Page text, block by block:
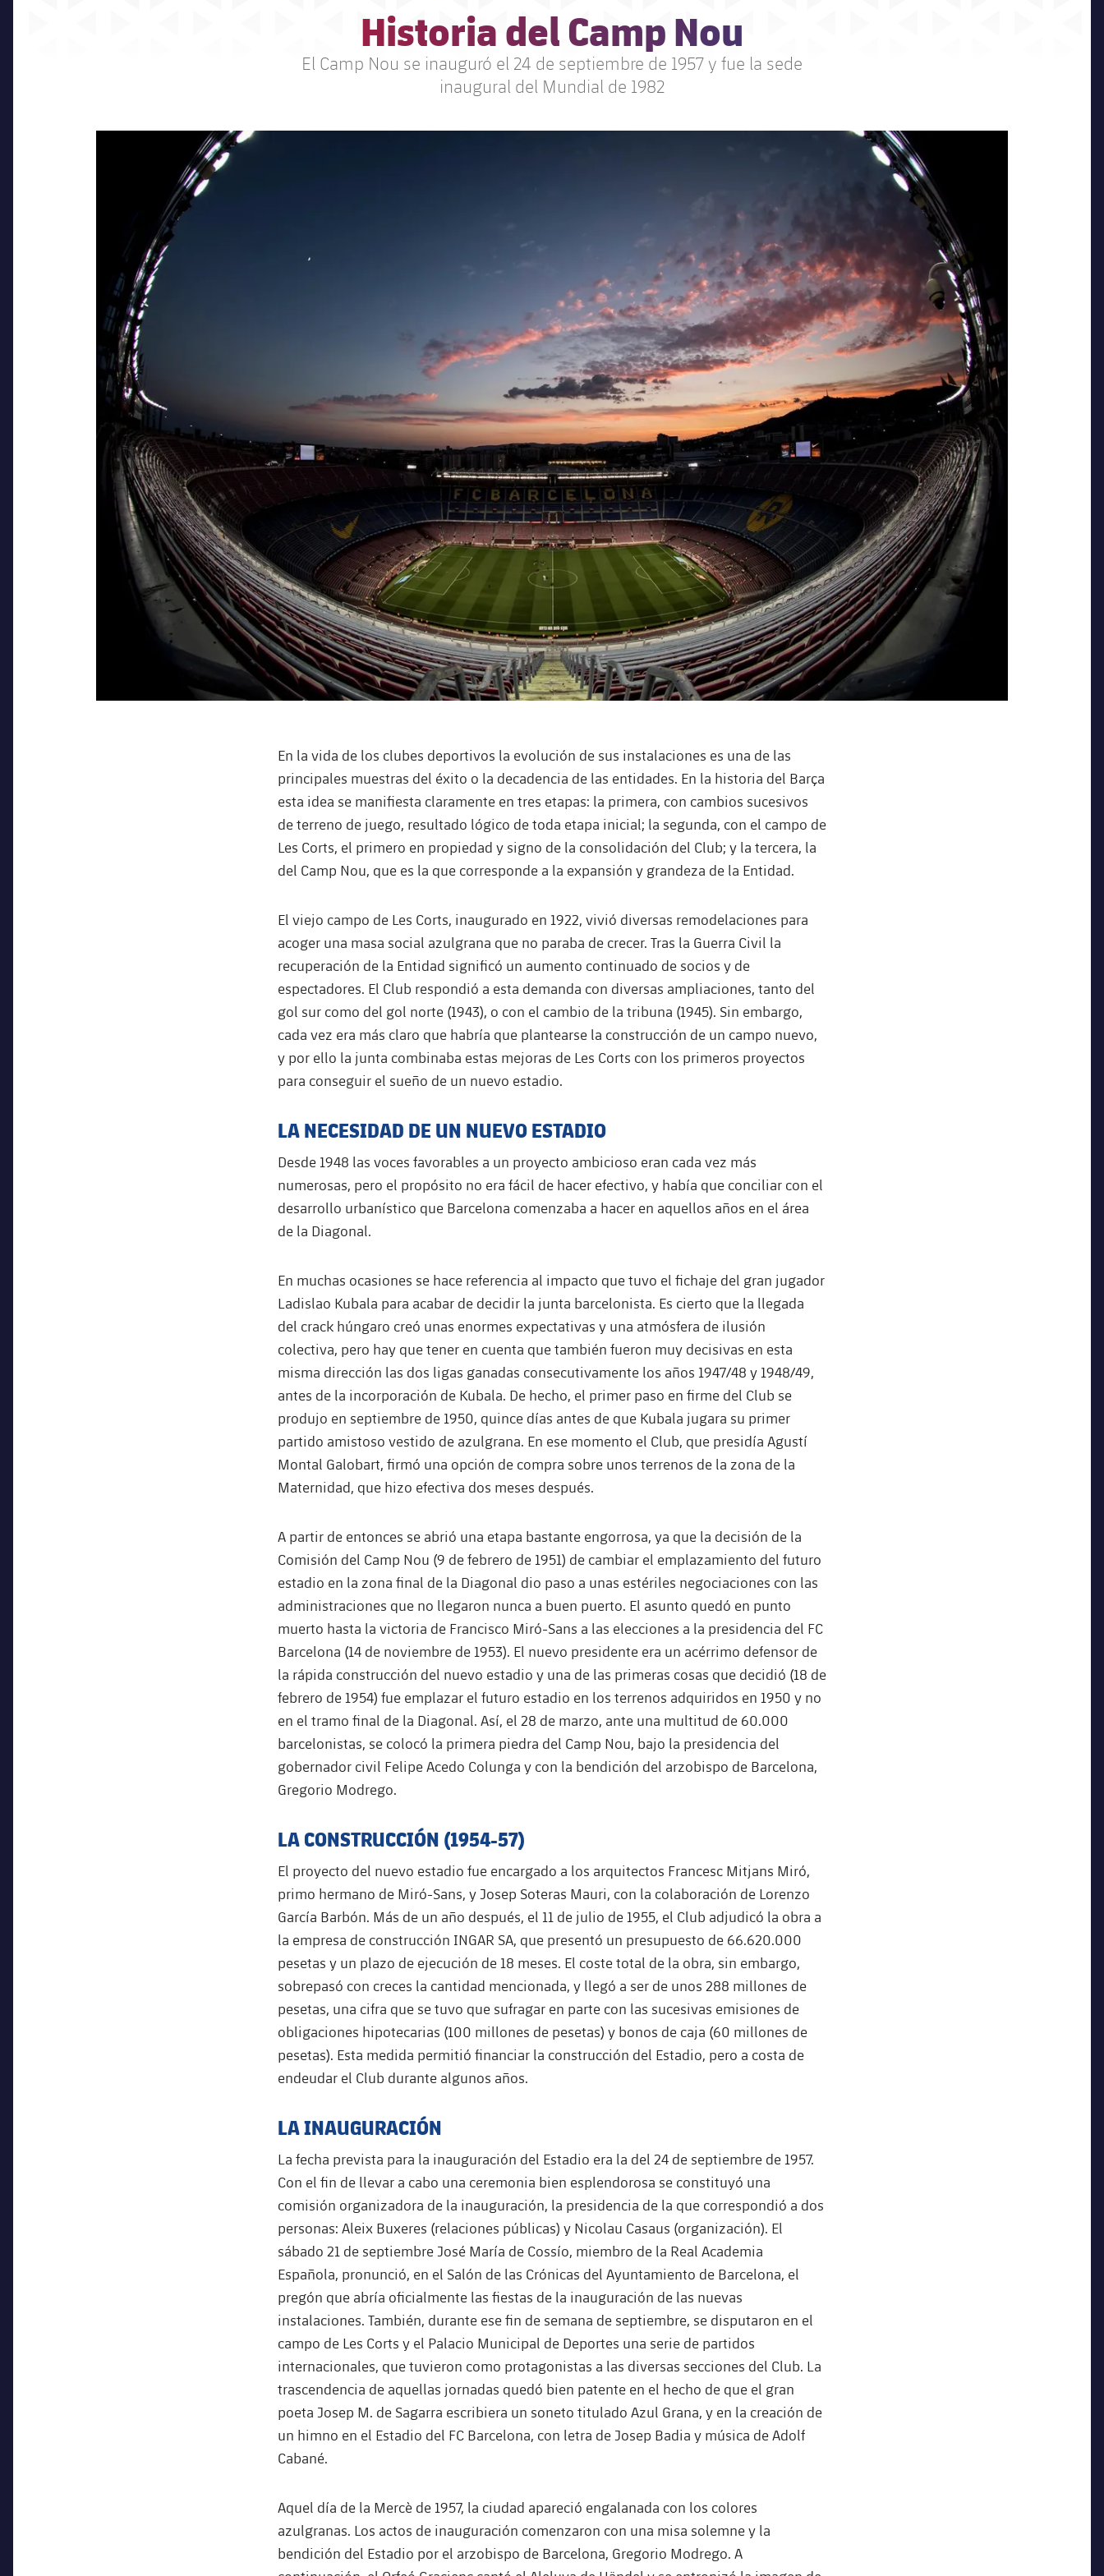
Historia del Camp Nou
El Camp Nou se inauguró el 24 de septiembre de 1957 y fue la sede
inaugural del Mundial de 1982
En la vida de los clubes deportivos la evolución de sus instalaciones es una de las
principales muestras del éxito o la decadencia de las entidades. En la historia del Barça
esta idea se manifiesta claramente en tres etapas: la primera, con cambios sucesivos
de terreno de juego, resultado lógico de toda etapa inicial; la segunda, con el campo de
Les Corts, el primero en propiedad y signo de la consolidación del Club; y la tercera, la
del Camp Nou, que es la que corresponde a la expansión y grandeza de la Entidad.
El viejo campo de Les Corts, inaugurado en 1922, vivió diversas remodelaciones para
acoger una masa social azulgrana que no paraba de crecer. Tras la Guerra Civil la
recuperación de la Entidad significó un aumento continuado de socios y de
espectadores. El Club respondió a esta demanda con diversas ampliaciones, tanto del
gol sur como del gol norte (1943), o con el cambio de la tribuna (1945). Sin embargo,
cada vez era más claro que habría que plantearse la construcción de un campo nuevo,
y por ello la junta combinaba estas mejoras de Les Corts con los primeros proyectos
para conseguir el sueño de un nuevo estadio.
LA NECESIDAD DE UN NUEVO ESTADIO
Desde 1948 las voces favorables a un proyecto ambicioso eran cada vez más
numerosas, pero el propósito no era fácil de hacer efectivo, y había que conciliar con el
desarrollo urbanístico que Barcelona comenzaba a hacer en aquellos años en el área
de la Diagonal.
En muchas ocasiones se hace referencia al impacto que tuvo el fichaje del gran jugador
Ladislao Kubala para acabar de decidir la junta barcelonista. Es cierto que la llegada
del crack húngaro creó unas enormes expectativas y una atmósfera de ilusión
colectiva, pero hay que tener en cuenta que también fueron muy decisivas en esta
misma dirección las dos ligas ganadas consecutivamente los años 1947/48 y 1948/49,
antes de la incorporación de Kubala. De hecho, el primer paso en firme del Club se
produjo en septiembre de 1950, quince días antes de que Kubala jugara su primer
partido amistoso vestido de azulgrana. En ese momento el Club, que presidía Agustí
Montal Galobart, firmó una opción de compra sobre unos terrenos de la zona de la
Maternidad, que hizo efectiva dos meses después.
A partir de entonces se abrió una etapa bastante engorrosa, ya que la decisión de la
Comisión del Camp Nou (9 de febrero de 1951) de cambiar el emplazamiento del futuro
estadio en la zona final de la Diagonal dio paso a unas estériles negociaciones con las
administraciones que no llegaron nunca a buen puerto. El asunto quedó en punto
muerto hasta la victoria de Francisco Miró-Sans a las elecciones a la presidencia del FC
Barcelona (14 de noviembre de 1953). El nuevo presidente era un acérrimo defensor de
la rápida construcción del nuevo estadio y una de las primeras cosas que decidió (18 de
febrero de 1954) fue emplazar el futuro estadio en los terrenos adquiridos en 1950 y no
en el tramo final de la Diagonal. Así, el 28 de marzo, ante una multitud de 60.000
barcelonistas, se colocó la primera piedra del Camp Nou, bajo la presidencia del
gobernador civil Felipe Acedo Colunga y con la bendición del arzobispo de Barcelona, ​​
Gregorio Modrego.
LA CONSTRUCCIÓN (1954-57)
El proyecto del nuevo estadio fue encargado a los arquitectos Francesc Mitjans Miró,
primo hermano de Miró-Sans, y Josep Soteras Mauri, con la colaboración de Lorenzo
García Barbón. Más de un año después, el 11 de julio de 1955, el Club adjudicó la obra a
la empresa de construcción INGAR SA, que presentó un presupuesto de 66.620.000
pesetas y un plazo de ejecución de 18 meses. El coste total de la obra, sin embargo,
sobrepasó con creces la cantidad mencionada, y llegó a ser de unos 288 millones de
pesetas, una cifra que se tuvo que sufragar en parte con las sucesivas emisiones de
obligaciones hipotecarias (100 millones de pesetas) y bonos de caja (60 millones de
pesetas). Esta medida permitió financiar la construcción del Estadio, pero a costa de
endeudar el Club durante algunos años.
LA INAUGURACIÓN
La fecha prevista para la inauguración del Estadio era la del 24 de septiembre de 1957.
Con el fin de llevar a cabo una ceremonia bien esplendorosa se constituyó una
comisión organizadora de la inauguración, la presidencia de la que correspondió a dos
personas: Aleix Buxeres (relaciones públicas) y Nicolau Casaus (organización). El
sábado 21 de septiembre José María de Cossío, miembro de la Real Academia
Española, pronunció, en el Salón de las Crónicas del Ayuntamiento de Barcelona, ​​el
pregón que abría oficialmente las fiestas de la inauguración de las nuevas
instalaciones. También, durante ese fin de semana de septiembre, se disputaron en el
campo de Les Corts y el Palacio Municipal de Deportes una serie de partidos
internacionales, que tuvieron como protagonistas a las diversas secciones del Club. La
trascendencia de aquellas jornadas quedó bien patente en el hecho de que el gran
poeta Josep M. de Sagarra escribiera un soneto titulado Azul Grana, y en la creación de
un himno en el Estadio del FC Barcelona, ​​con letra de Josep Badia y música de Adolf
Cabané.
Aquel día de la Mercè de 1957, la ciudad apareció engalanada con los colores
azulgranas. Los actos de inauguración comenzaron con una misa solemne y la
bendición del Estadio por el arzobispo de Barcelona, ​​Gregorio Modrego. A